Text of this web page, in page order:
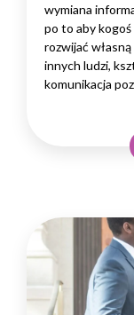
wymiana
po to aby kogoś
rozwijać
innych ludzi,
komunikacja
pamiętać?